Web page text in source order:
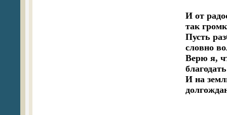
И от
так
Пусть
словно
Верю я,
И на